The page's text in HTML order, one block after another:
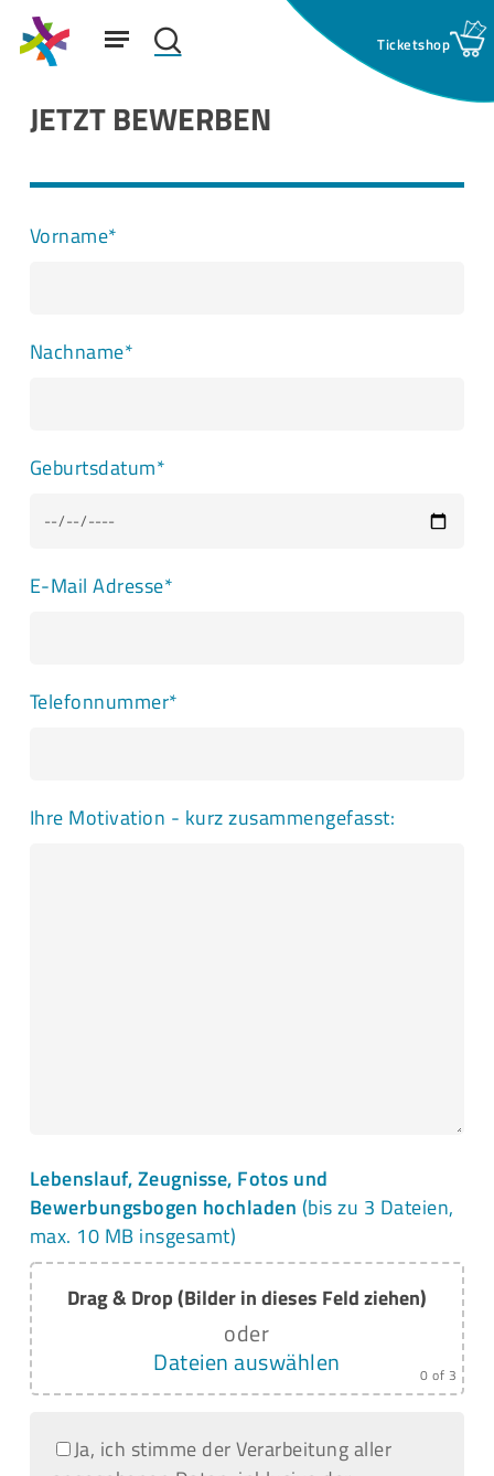
Skip
mainSuchfeld: search
Menu
JETZT BEWERBEN
Vorname*
Nachname*
Geburtsdatum*
E-Mail Adresse*
Telefonnummer*
Ihre Motivation - kurz zusammengefasst:
Lebenslauf, Zeugnisse, Fotos und
Bewerbungsbogen hochladen (bis zu 3 Dateien,
max. 10 MB insgesamt)
Drag & Drop (Bilder in dieses Feld ziehen)
oder
Dateien auswählen
0 of 3
Ja, ich stimme der Verarbeitung aller